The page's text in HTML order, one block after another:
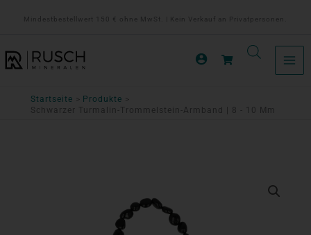
Mindestbestellwert 150 € ohne MwSt. | Kein Verkauf an Privatpersonen.
Startseite
Produkte
Schwarzer Turmalin-Trommelstein-Armband | 8 - 10 Mm